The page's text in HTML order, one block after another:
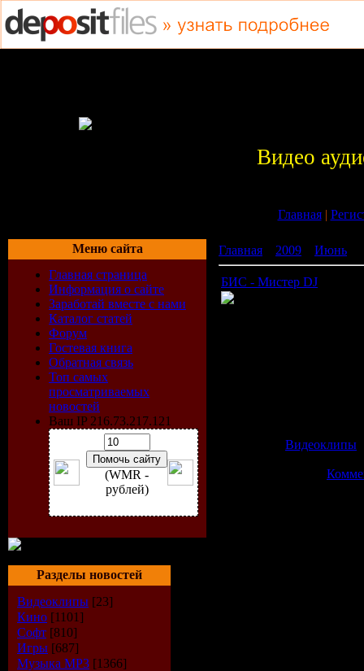
Видео
Главная|
Меню сайта
Главная страница
Информация о сайте
Заработай вместе с нами
Каталог статей
Форум
Гостевая книга
Обратная связь
Топ самых
просматриваемых
новостей
Ваш IP 216.73.217.121
(WMR -
рублей)
Разделы новостей
Видеоклипы [23]
Кино [1101]
Софт [810]
Игры [687]
Музыка МР3 [1366]
Главная 2009 Июнь
БИС - Мистер DJ
Видеоклипы